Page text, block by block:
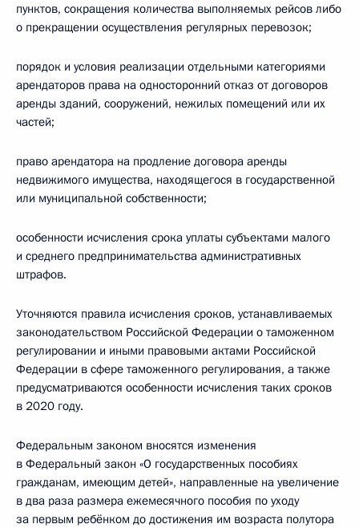
пунктов, сокращения количества выполняемых рейсов либо
о прекращении осуществления регулярных перевозок;
порядок и условия реализации отдельными категориями
арендаторов права на односторонний отказ от договоров
аренды зданий, сооружений, нежилых помещений или их
частей;
право арендатора на продление договора аренды
недвижимого имущества, находящегося в государственной
или муниципальной собственности;
особенности исчисления срока уплаты субъектами малого
и среднего предпринимательства административных
штрафов.
Уточняются правила исчисления сроков, устанавливаемых
законодательством Российской Федерации о таможенном
регулировании и иными правовыми актами Российской
Федерации в сфере таможенного регулирования, а также
предусматриваются особенности исчисления таких сроков
в 2020 году.
Федеральным законом вносятся изменения
в Федеральный закон «О государственных пособиях
гражданам, имеющим детей», направленные на увеличение
в два раза размера ежемесячного пособия по уходу
за первым ребёнком до достижения им возраста полутора